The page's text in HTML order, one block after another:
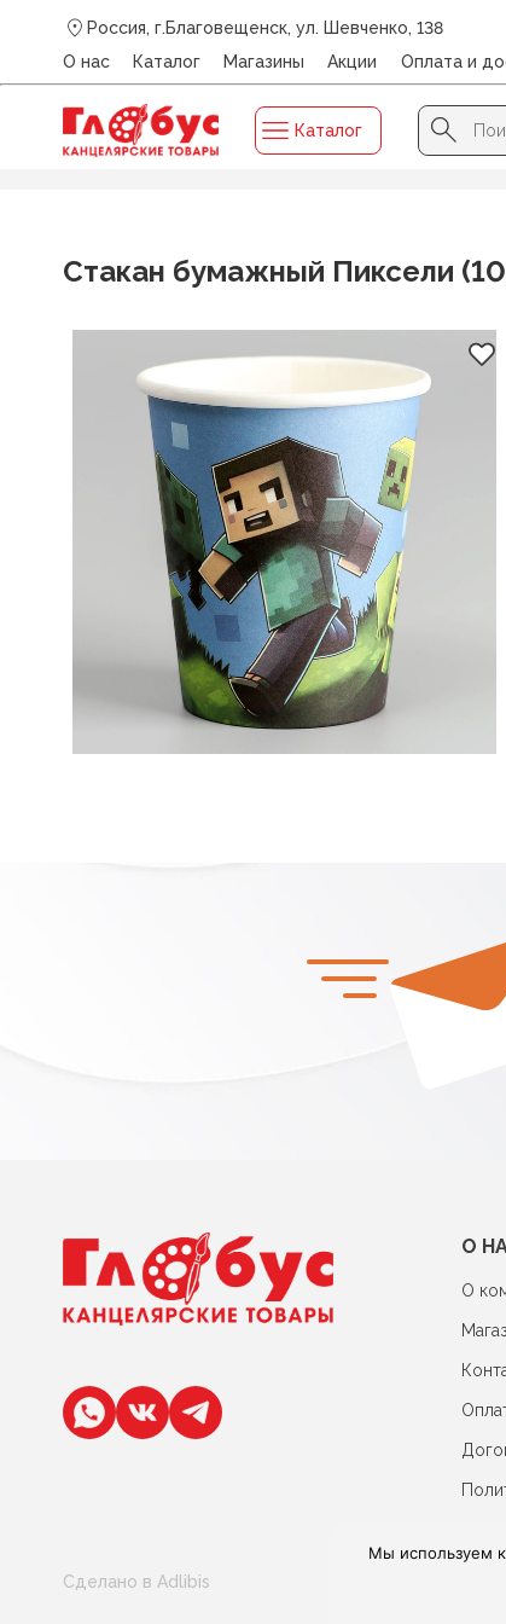
Россия, г.Благовещенск, ул. Шевченко, 138
О нас
Каталог Магазины Акции Оплата и
Каталог
Search
for:
Search Button
Главная /Каталог/ ДЛЯ ПРАЗДНИКА И
Стакан бумажный Пиксели
О
О
Сделано в Adlibis
Мы используем